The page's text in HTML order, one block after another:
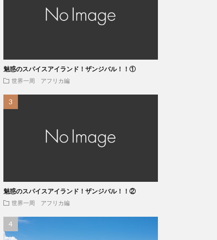
魅惑のスパイスアイランド！ザンジバル！！①
世界一周 アフリカ編
魅惑のスパイスアイランド！ザンジバル！！②
世界一周 アフリカ編